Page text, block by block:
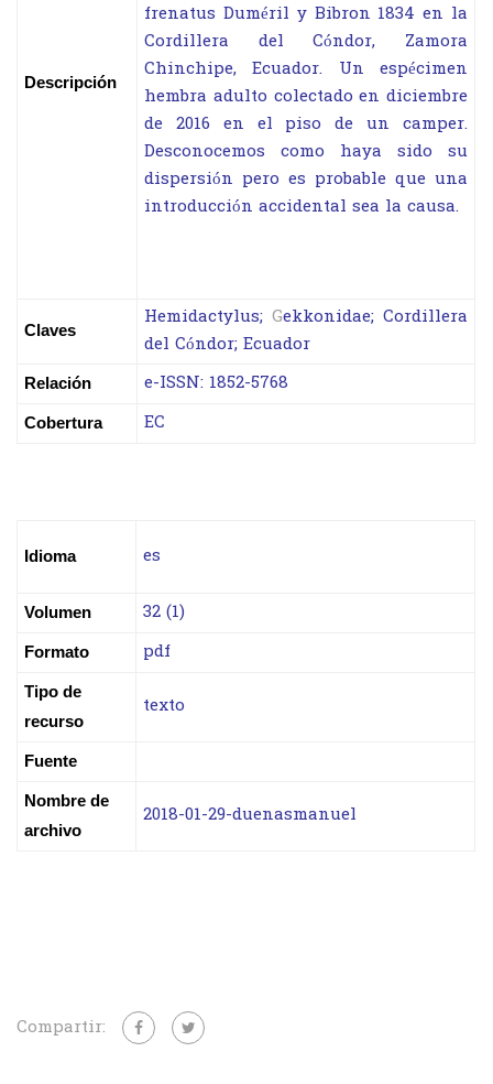
Descripción
frenatus Duméril y Bibron 1834 en la
Cordillera del Cóndor, Zamora
Chinchipe, Ecuador. Un espécimen
hembra adulto colectado en diciembre
de 2016 en el piso de un camper.
Desconocemos como haya sido su
dispersión pero es probable que una
introducción accidental sea la causa.
Claves
Hemidactylus; Gekkonidae; Cordillera
del Cóndor; Ecuador
Relación e-ISSN: 1852-5768
Cobertura EC
Idioma es
Volumen 32 (1)
Formato pdf
Tipo de
recurso
texto
Fuente
Nombre de
archivo
2018-01-29-duenasmanuel
Compartir: